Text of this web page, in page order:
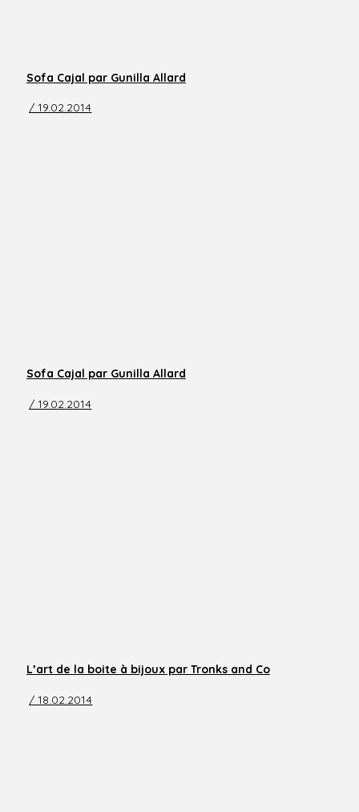
Sofa Cajal par Gunilla Allard
/ 19.02.2014
Sofa Cajal par Gunilla Allard
/ 19.02.2014
L’art de la boite à bijoux par Tronks and Co
/ 18.02.2014